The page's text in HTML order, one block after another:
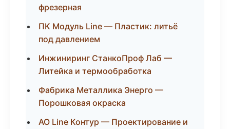
фрезерная
ПК Модуль Line — Пластик: литьё
под давлением
Инжиниринг СтанкоПроф Лаб —
Литейка и термообработка
Фабрика Металлика Энерго —
Порошковая окраска
АО Line Контур — Проектирование и